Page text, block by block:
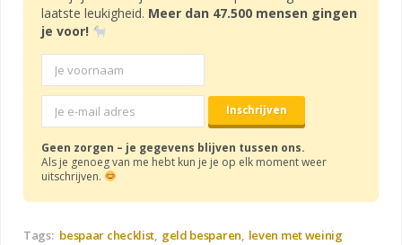
laatste leukigheid. Meer dan 47.500 mensen gingen
je voor!
Geen zorgen – je gegevens blijven tussen ons.
Als je genoeg van me hebt kun je je op elk moment weer
uitschrijven.
Tags: bespaar checklist geld besparen leven met weinig